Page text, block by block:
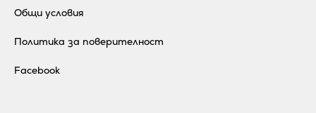
Общи условия
Политика за поверителност
Facebook